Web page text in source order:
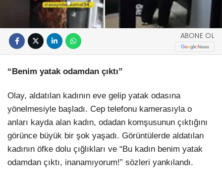
ABONE OL
“Benim yatak odamdan çıktı”
Olay, aldatılan kadının eve gelip yatak odasına
yönelmesiyle başladı. Cep telefonu kamerasıyla o
anları kayda alan kadın, odadan komşusunun çıktığını
görünce büyük bir şok yaşadı. Görüntülerde aldatılan
kadının öfke dolu çığlıkları ve “Bu kadın benim yatak
odamdan çıktı, inanamıyorum!” sözleri yankılandı.